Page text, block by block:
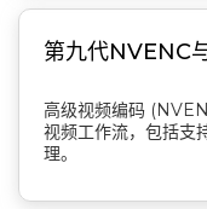
第九代NVENC
高级视频编码
视频工作流，包括支
理。